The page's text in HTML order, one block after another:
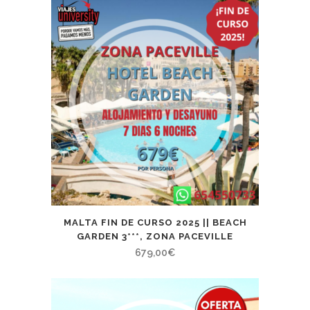
MALTA FIN DE CURSO 2025 || BEACH
GARDEN 3***, ZONA PACEVILLE
679,00€